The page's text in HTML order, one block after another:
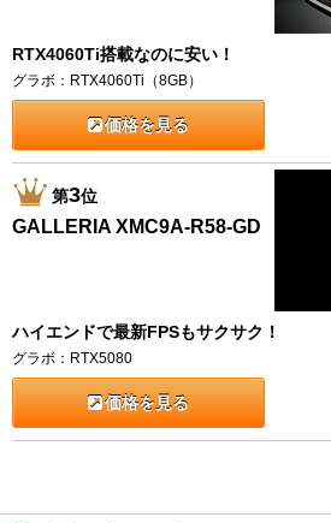
RTX4060Ti搭載なのに安い！
グラボ：RTX4060Ti（8GB）
価格を見る
第3位
GALLERIA XMC9A-R58-GD
ハイエンドで最新FPSもサクサク！
グラボ：RTX5080
価格を見る